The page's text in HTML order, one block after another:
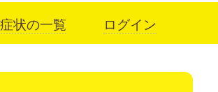
状の一覧 ログイン